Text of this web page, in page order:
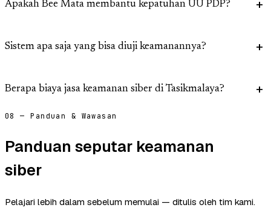
Apakah Bee Mata membantu kepatuhan UU PDP?
Sistem apa saja yang bisa diuji keamanannya?
Berapa biaya jasa keamanan siber di Tasikmalaya?
08 — Panduan & Wawasan
Panduan seputar keamanan
siber
Pelajari lebih dalam sebelum memulai — ditulis oleh tim kami.